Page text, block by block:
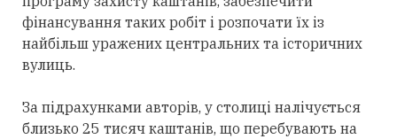
фінансування таких робіт і розпочати їх із
найбільш уражених центральних та історичних
вулиць.
За підрахунками авторів, у столиці налічується
близько 25 тисяч каштанів, що перебувають на